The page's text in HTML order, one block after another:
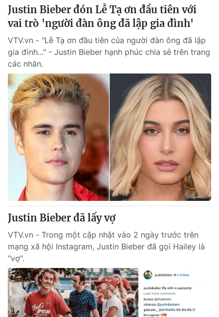
Justin Bieber đón Lễ Tạ ơn đầu tiên với
vai trò 'người đàn ông đã lập gia đình'
VTV.vn - "Lễ Tạ ơn đầu tiên của người đàn ông đã lập
gia đình..." - Justin Bieber hạnh phúc chia sẻ trên trang
các nhân.
Justin Bieber đã lấy vợ
VTV.vn - Trong một cập nhật vào 2 ngày trước trên
mạng xã hội Instagram, Justin Bieber đã gọi Hailey là
"vợ".